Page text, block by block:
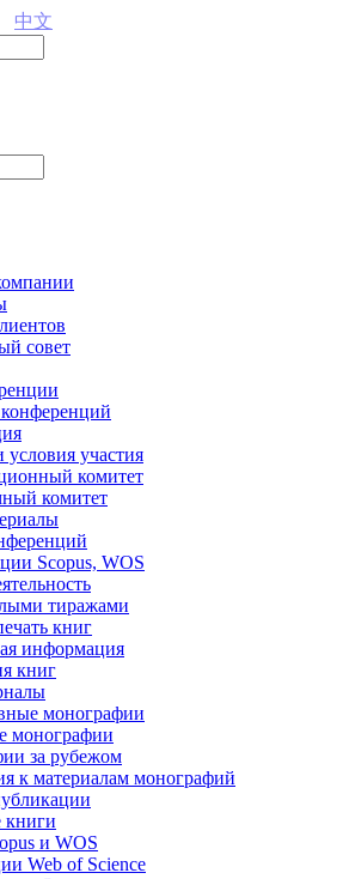
中文
совет
участия
комитет
комитет
Scopus, WOS
тиражами
книг
информация
книг
монографии
монографии
за рубежом
к материалам монографий
книги
и WOS
Web of Science